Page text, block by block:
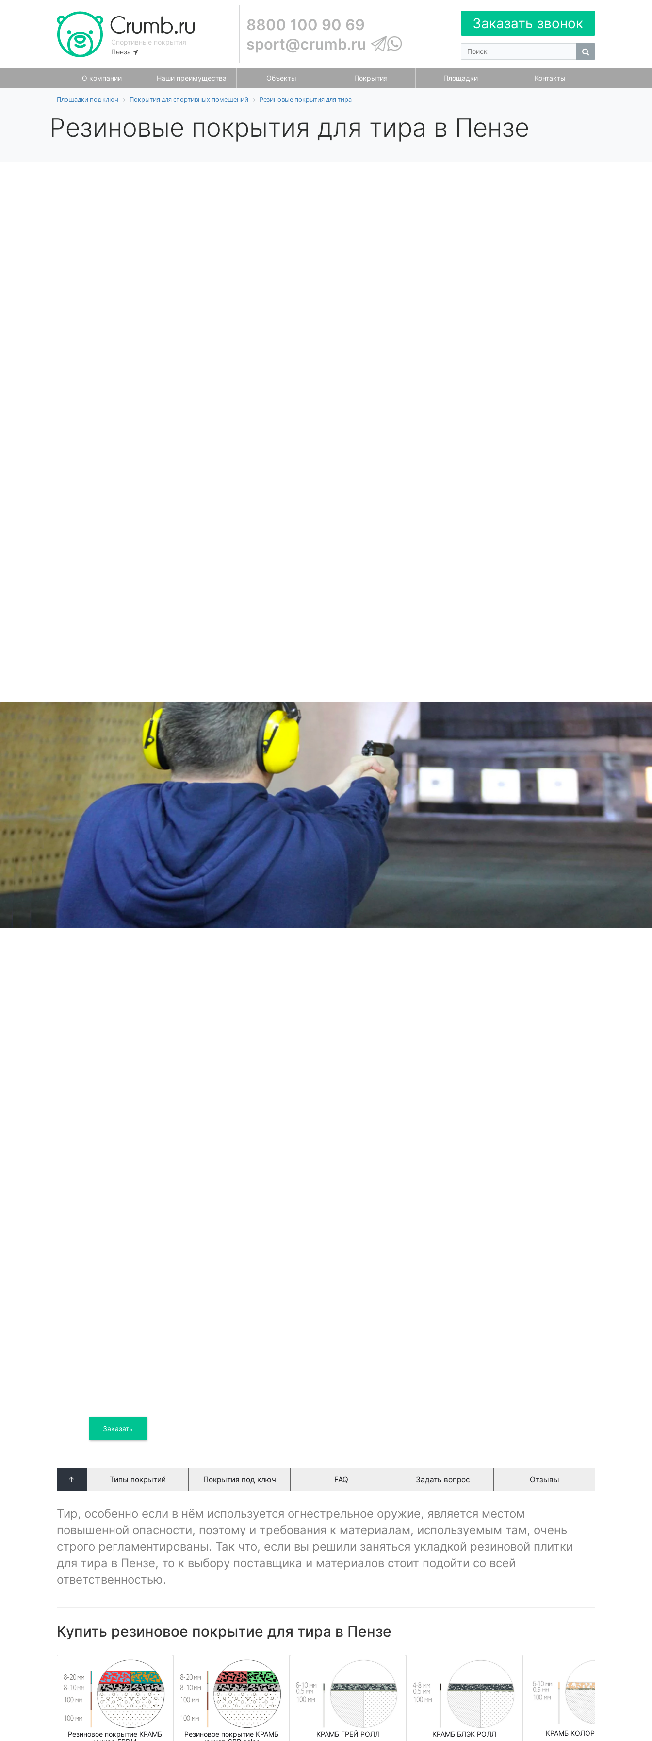
Спортивные покрытия
Пенза
8800 100 90 69
sport@crumb.ru
Заказать звонок
О компании Наши преимущества Объекты Покрытия Площадки Контакты
Площадки под ключ Покрытия для спортивных помещений Резиновые покрытия для тира
Резиновые покрытия для тира в Пензе
Заказать
↑ Типы покрытий Покрытия под ключ FAQ Задать вопрос Отзывы
Тир, особенно если в нём используется огнестрельное оружие, является местом
повышенной опасности, поэтому и требования к материалам, используемым там, очень
строго регламентированы. Так что, если вы решили заняться укладкой резиновой плитки
для тира в Пензе, то к выбору поставщика и материалов стоит подойти со всей
ответственностью.
Купить резиновое покрытие для тира в Пензе
Резиновое покрытие КРАМБ
Резиновое покрытие КРАМБ
КРАМБ ГРЕЙ РОЛЛ КРАМБ БЛЭК РОЛЛ КРАМБ КОЛОР РОЛЛ